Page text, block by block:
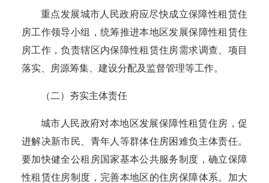
重点发展城市人民政府应尽快成立保障性租赁住
房工作领导小组，统筹推进本地区发展保障性租赁住
房工作，负责辖区内保障性租赁住房需求调查、项目
落实、房源筹集、建设分配及监督管理等工作。
（二）夯实主体责任
城市 人民政府对本地区发展保障性租赁住房，促
进解决新市民、青年人等群体住房困难负主体责任。
要加快健全公租房国家基本公共服务制度，确立保障
性租赁住房制度，完善本地区的住房保障体系。加大